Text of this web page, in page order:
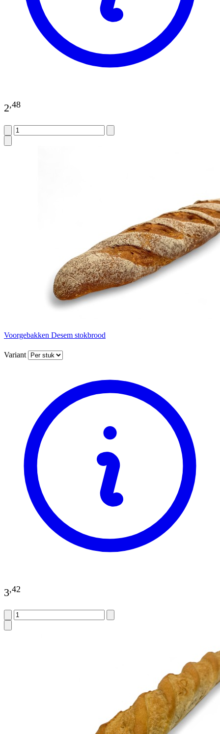
2,48
Voorgebakken Desem stokbrood
Variant
3,42